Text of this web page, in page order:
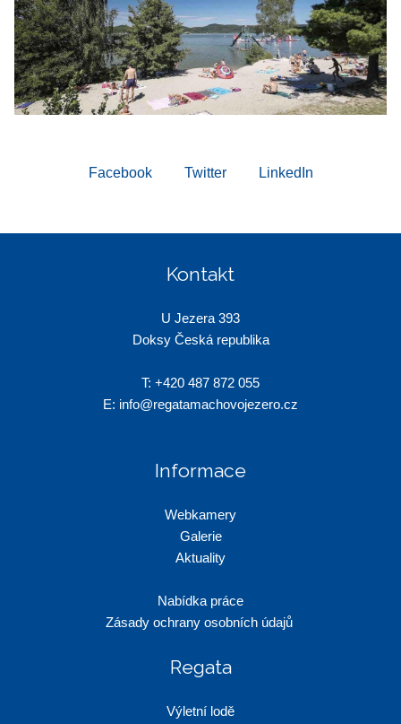
Facebook Twitter LinkedIn
Kontakt
U Jezera 393
Doksy Česká republika
T: +420 487 872 055
E: info@regatamachovojezero.cz
Informace
Webkamery
Galerie
Aktuality
Nabídka práce
Zásady ochrany osobních údajů
Regata
Výletní lodě